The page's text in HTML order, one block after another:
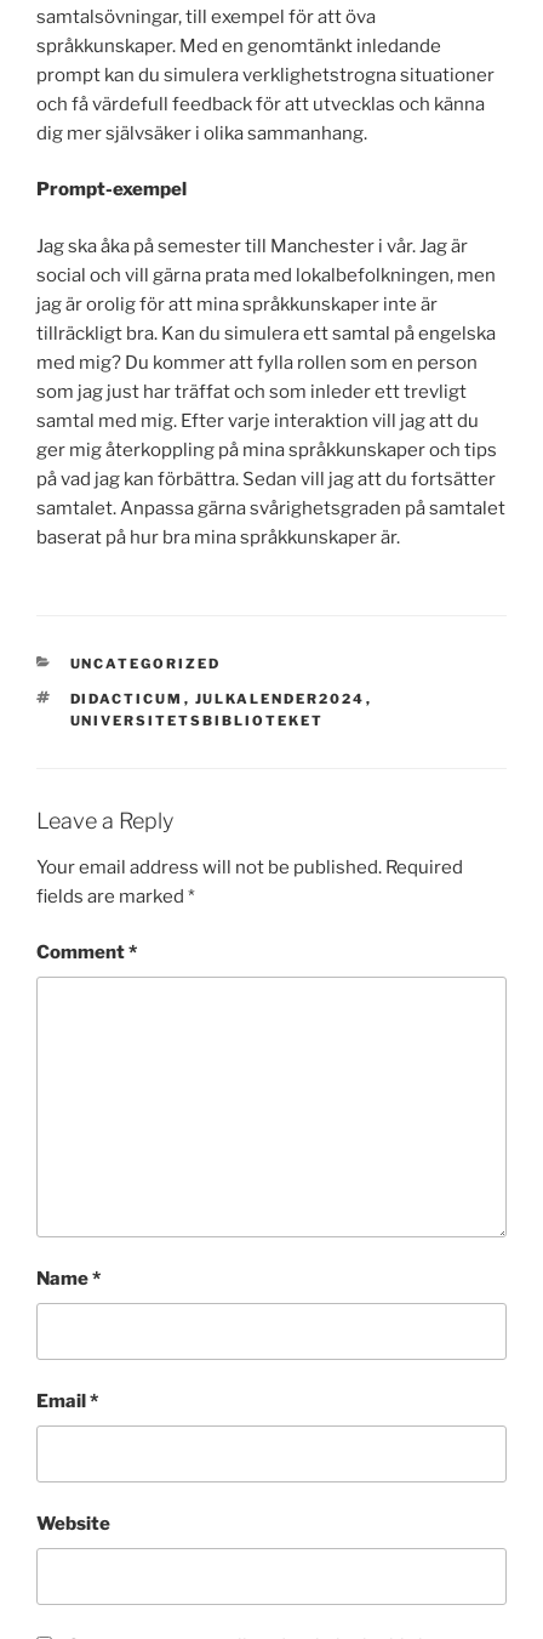
samtalsövningar, till exempel för att öva
språkkunskaper. Med en genomtänkt inledande
prompt kan du simulera verklighetstrogna situationer
och få värdefull feedback för att utvecklas och känna
dig mer självsäker i olika sammanhang.
Prompt-exempel
Jag ska åka på semester till Manchester i vår. Jag är
social och vill gärna prata med lokalbefolkningen, men
jag är orolig för att mina språkkunskaper inte är
tillräckligt bra. Kan du simulera ett samtal på engelska
med mig? Du kommer att fylla rollen som en person
som jag just har träffat och som inleder ett trevligt
samtal med mig. Efter varje interaktion vill jag att du
ger mig återkoppling på mina språkkunskaper och tips
på vad jag kan förbättra. Sedan vill jag att du fortsätter
samtalet. Anpassa gärna svårighetsgraden på samtalet
baserat på hur bra mina språkkunskaper är.
CATEGORIES
UNCATEGORIZED
TAGS
DIDACTICUM , JULKALENDER2024 ,
UNIVERSITETSBIBLIOTEKET
Leave a Reply
Your email address will not be published. Required
fields are marked *
Comment*
Name*
Email*
Website